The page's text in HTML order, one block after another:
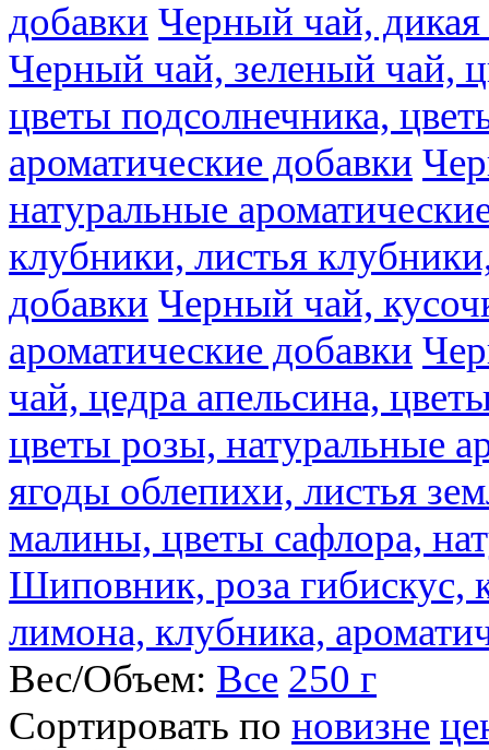
добавки Черный чай,
Черный чай, зеленый чай,
цветы подсолнечника,
ароматические добавки
натуральные
клубники, листья
добавки Черный чай,
ароматические добавки
чай, цедра апельсина,
цветы розы, натуральные
ягоды облепихи, листья
малины, цветы сафлора,
Шиповник, роза гибискус,
лимона, клубника,
Вес/Объем: Все 250 г
Сортировать по новизне